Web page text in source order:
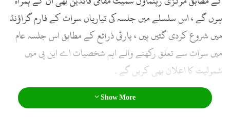
ہوں گے ، اس سلسلے میں جلسہ کی تیاریاں سوات کے فارم گراؤنڈ
میں شروع کردی گئیں ہیں ، پارٹی ذرائع کے مطابق اس جلسہ عام
میں سوات سے تعلق رکھنے والے اہم شخصیات اے این پی میں
شمولیت کا اعلان بھی کریں گے۔
Show More